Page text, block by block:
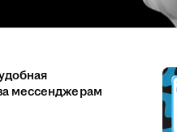
альтернатива мессенджерам